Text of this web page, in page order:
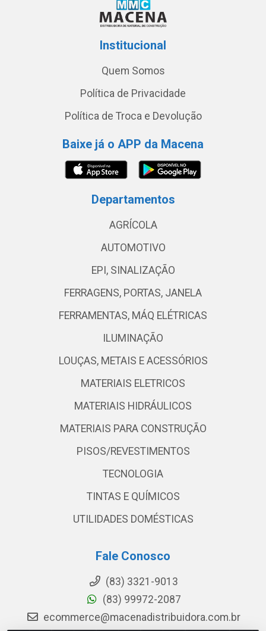
Institucional
Quem Somos
Política de Privacidade
Política de Troca e Devolução
Baixe já o APP da Macena
Departamentos
AGRÍCOLA
AUTOMOTIVO
EPI, SINALIZAÇÃO
FERRAGENS, PORTAS, JANELA
FERRAMENTAS, MÁQ ELÉTRICAS
ILUMINAÇÃO
LOUÇAS, METAIS E ACESSÓRIOS
MATERIAIS ELETRICOS
MATERIAIS HIDRÁULICOS
MATERIAIS PARA CONSTRUÇÃO
PISOS/REVESTIMENTOS
TECNOLOGIA
TINTAS E QUÍMICOS
UTILIDADES DOMÉSTICAS
Fale Conosco
(83) 3321-9013
(83) 99972-2087
ecommerce@macenadistribuidora.com.br